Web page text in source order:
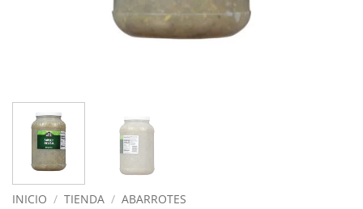
INICIO / TIENDA / ABARROTES